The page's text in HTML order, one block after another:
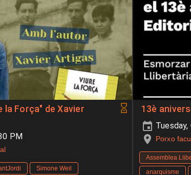
la Força" de Xavier
PM
Simone Weil
13è
Porxo
Assemblea
anarquisme